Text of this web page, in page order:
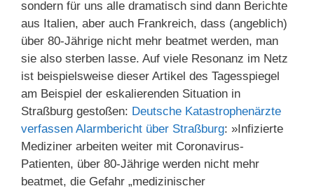
sondern für uns alle dramatisch sind dann Berichte
aus Italien, aber auch Frankreich, dass (angeblich)
über 80-Jährige nicht mehr beatmet werden, man
sie also sterben lasse. Auf viele Resonanz im Netz
ist beispielsweise dieser Artikel des Tagesspiegel
am Beispiel der eskalierenden Situation in
Straßburg gestoßen: Deutsche Katastrophenärzte
verfassen Alarmbericht über Straßburg: »Infizierte
Mediziner arbeiten weiter mit Coronavirus-
Patienten, über 80-Jährige werden nicht mehr
beatmet, die Gefahr „medizinischer